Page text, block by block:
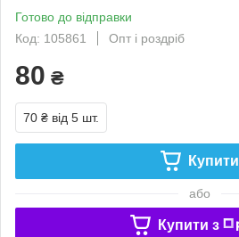
Готово до відправки
Код: 105861
Опт і роздріб
80 ₴
70 ₴ від 5 шт.
Купити
або
Купити з